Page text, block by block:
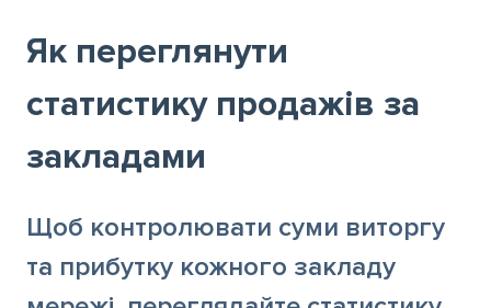
Як переглянути
статистику продажів за
закладами
Щоб контролювати суми виторгу
та прибутку кожного закладу